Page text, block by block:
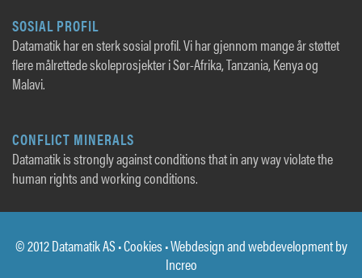
SOSIAL PROFIL
Datamatik har en sterk sosial profil. Vi har gjennom mange år støttet
flere målrettede skoleprosjekter i Sør-Afrika, Tanzania, Kenya og
Malavi.
CONFLICT MINERALS
Datamatik is strongly against conditions that in any way violate the
human rights and working conditions.
© 2012 Datamatik AS •Cookies • Webdesign and webdevelopment by
Increo